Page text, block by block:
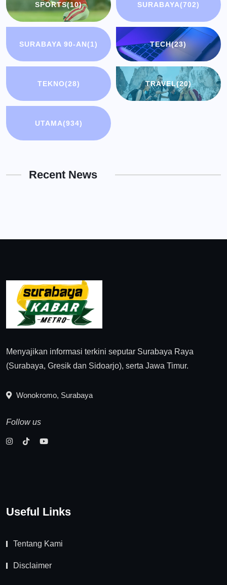
SPORTS(10) SURABAYA(702)
SURABAYA 90-AN(1) TECH(23)
TEKNO(28) TRAVEL(20)
UTAMA(934)
Recent News
Menyajikan informasi terkini seputar Surabaya Raya
(Surabaya, Gresik dan Sidoarjo), serta Jawa Timur.
Wonokromo, Surabaya
Follow us
Useful Links
Tentang Kami
Disclaimer